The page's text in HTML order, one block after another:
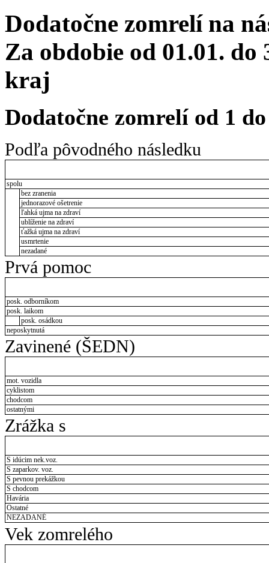
Dodatočne zomrelí na
Za obdobie od 01.01. do
kraj
Dodatočne zomrelí od 1
Podľa pôvodného následku
spolu
bez zranenia
jednorazové ošetrenie
ľahká ujma na zdraví
ublíženie na zdraví
ťažká ujma na zdraví
usmrtenie
nezadané
Prvá pomoc
posk. odborníkom
posk. laikom
posk. osádkou
neposkytnutá
Zavinené (ŠEDN)
mot. vozidla
cyklistom
chodcom
ostatnými
Zrážka s
S idúcim nek.voz.
S zaparkov. voz.
S pevnou prekážkou
S chodcom
Havária
Ostatné
NEZADANÉ
Vek zomrelého